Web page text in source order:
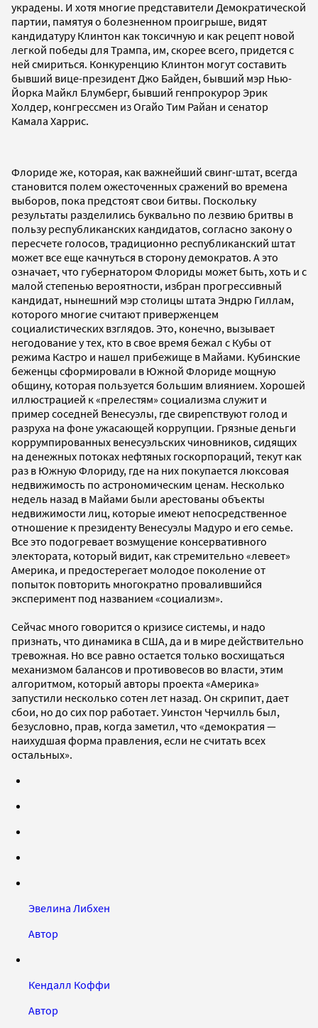
украдены. И хотя многие представители Демократической
партии, памятуя о болезненном проигрыше, видят
кандидатуру Клинтон как токсичную и как рецепт новой
легкой победы для Трампа, им, скорее всего, придется с
ней смириться. Конкуренцию Клинтон могут составить
бывший вице-президент Джо Байден, бывший мэр Нью-
Йорка Майкл Блумберг, бывший генпрокурор Эрик
Холдер, конгрессмен из Огайо Тим Райан и сенатор
Камала Харрис.
Флориде же, которая, как важнейший свинг-штат, всегда
становится полем ожесточенных сражений во времена
выборов, пока предстоят свои битвы. Поскольку
результаты разделились буквально по лезвию бритвы в
пользу республиканских кандидатов, согласно закону о
пересчете голосов, традиционно республиканский штат
может все еще качнуться в сторону демократов. А это
означает, что губернатором Флориды может быть, хоть и с
малой степенью вероятности, избран прогрессивный
кандидат, нынешний мэр столицы штата Эндрю Гиллам,
которого многие считают приверженцем
социалистических взглядов. Это, конечно, вызывает
негодование у тех, кто в свое время бежал с Кубы от
режима Кастро и нашел прибежище в Майами. Кубинские
беженцы сформировали в Южной Флориде мощную
общину, которая пользуется большим влиянием. Хорошей
иллюстрацией к «прелестям» социализма служит и
пример соседней Венесуэлы, где свирепствуют голод и
разруха на фоне ужасающей коррупции. Грязные деньги
коррумпированных венесуэльских чиновников, сидящих
на денежных потоках нефтяных госкорпораций, текут как
раз в Южную Флориду, где на них покупается люксовая
недвижимость по астрономическим ценам. Несколько
недель назад в Майами были арестованы объекты
недвижимости лиц, которые имеют непосредственное
отношение к президенту Венесуэлы Мадуро и его семье.
Все это подогревает возмущение консервативного
электората, который видит, как стремительно «левеет»
Америка, и предостерегает молодое поколение от
попыток повторить многократно провалившийся
эксперимент под названием «социализм».
Сейчас много говорится о кризисе системы, и надо
признать, что динамика в США, да и в мире действительно
тревожная. Но все равно остается только восхищаться
механизмом балансов и противовесов во власти, этим
алгоритмом, который авторы проекта «Америка»
запустили несколько сотен лет назад. Он скрипит, дает
сбои, но до сих пор работает. Уинстон Черчилль был,
безусловно, прав, когда заметил, что «демократия —
наихудшая форма правления, если не считать всех
остальных».
Эвелина Либхен
Автор
Кендалл Коффи
Автор